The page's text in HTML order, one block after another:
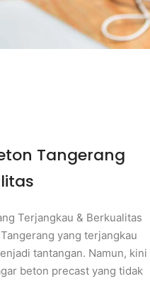
Tangerang
Terjangkau & Berkualitas
yang terjangkau
tantangan. Namun, kini
beton precast yang tidak